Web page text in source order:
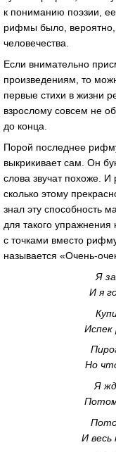
к пониманию поэзии,
рифмы было, вероятно,
человечества.
Если внимательно
произведениям, то
первые стихи в жизни
взрослому совсем не
до конца.
Порой последнее
выкрикивает сам. Он
слова звучат похоже. И
сколько этому
знал эту способность
для такого
с точками вместо
называется «Очень-
Я
И я
Испек
Но
Я
Потом
И весь